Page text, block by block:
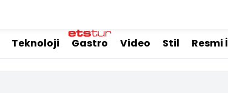
Teknoloji Gastro Video Stil Resmi